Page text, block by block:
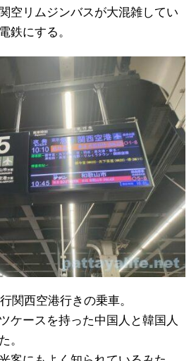
空リムジンバスが大混雑してい
鉄にする。
関西空港行きの乗車。
ケースを持った中国人と韓国人
。